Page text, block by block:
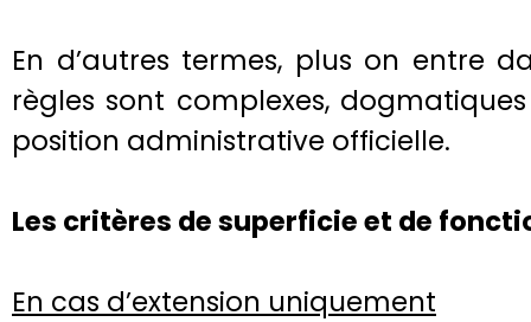
En d’autres termes, plus on entre
règles sont complexes,
position administrative officielle.
Les critères de superficie et de
En cas d’extension uniquement